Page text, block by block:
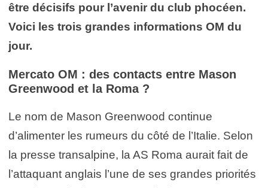
être décisifs pour l’avenir du club phocéen.
Voici les trois grandes informations OM du
jour.
Mercato OM : des contacts entre Mason
Greenwood et la Roma ?
Le nom de Mason Greenwood continue
d’alimenter les rumeurs du côté de l’Italie. Selon
la presse transalpine, la AS Roma aurait fait de
l’attaquant anglais l’une de ses grandes priorités